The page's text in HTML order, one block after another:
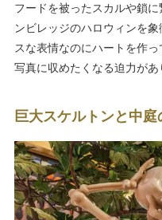
フードを被ったスカルや鎖
ンビレッジのハロウィンを
スな表情なのにハートを作
写真に収めたくなる迫力があ
巨大スケルトンと中